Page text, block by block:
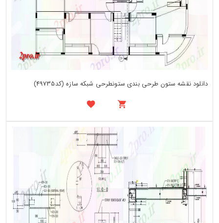
دانلود نقشه ستون طرحی بندی ستونطرحی شبکه سازه (کد49735)